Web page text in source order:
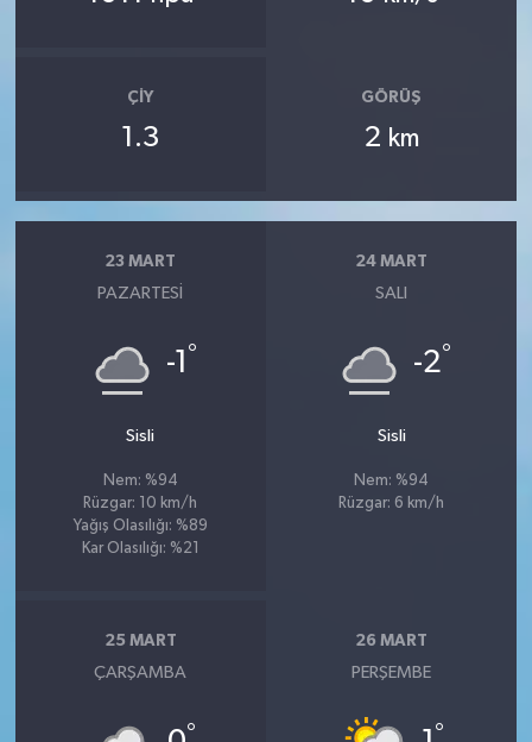
ÇIY
1.3
GÖRÜŞ
2 km
23 MART
PAZARTESI
-1 °
Sisli
Nem: %94
Rüzgar: 10 km/h
Yağış Olasılığı: %89
Kar Olasılığı: %21
24 MART
SALI
-2°
Sisli
Nem: %94
Rüzgar: 6 km/h
25 MART
ÇARŞAMBA
°
26 MART
PERŞEMBE
°